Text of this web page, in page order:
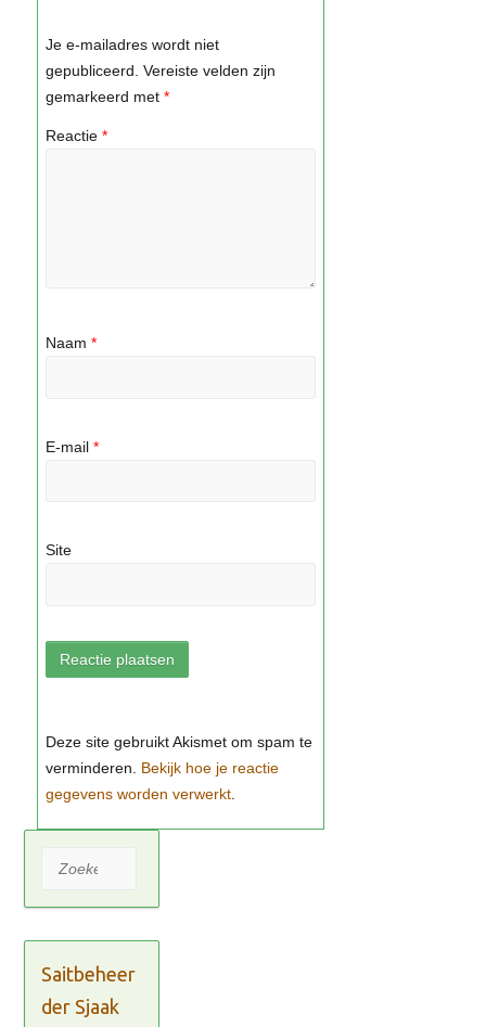
Je e-mailadres wordt niet
gepubliceerd. Vereiste velden zijn
gemarkeerd met *
Reactie *
Naam *
E-mail *
Site
Bekijk hoe je reactie
gegevens worden verwerkt
Zoeken
Saitbeheer
der Sjaak